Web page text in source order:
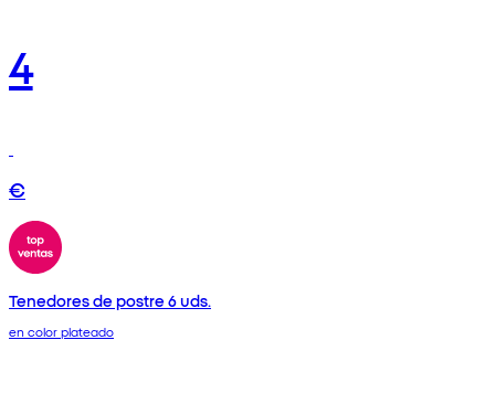
4
€
Tenedores de postre 6 uds.
en color plateado